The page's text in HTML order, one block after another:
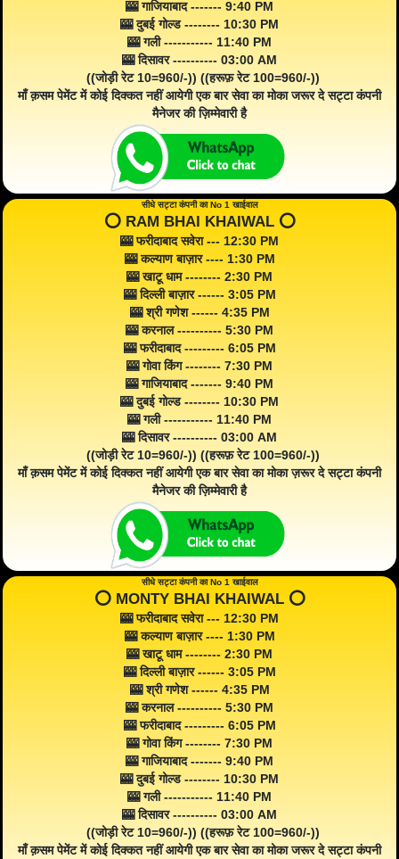
🎰 गाजियाबाद ------- 9:40 PM
🎰 दुबई गोल्ड -------- 10:30 PM
🎰 गली ----------- 11:40 PM
🎰 दिसावर ---------- 03:00 AM
((जोड़ी रेट 10=960/-)) ((हरूफ़ रेट 100=960/-))
माँ क़सम पेमेंट में कोई दिक्कत नहीं आयेगी एक बार सेवा का मोका जरूर दे सट्टा कंपनी
मैनेजर की ज़िम्मेवारी है
सीधे सट्टा कंपनी का No 1 खाईवाल
⭕️ RAM BHAI KHAIWAL ⭕️
🎰 फरीदाबाद सवेरा --- 12:30 PM
🎰 कल्याण बाज़ार ---- 1:30 PM
🎰 खाटू धाम -------- 2:30 PM
🎰 दिल्ली बाज़ार ------ 3:05 PM
🎰 श्री गणेश ------ 4:35 PM
🎰 करनाल ---------- 5:30 PM
🎰 फरीदाबाद --------- 6:05 PM
🎰 गोवा किंग -------- 7:30 PM
🎰 गाजियाबाद ------- 9:40 PM
🎰 दुबई गोल्ड -------- 10:30 PM
🎰 गली ----------- 11:40 PM
🎰 दिसावर ---------- 03:00 AM
((जोड़ी रेट 10=960/-)) ((हरूफ़ रेट 100=960/-))
माँ क़सम पेमेंट में कोई दिक्कत नहीं आयेगी एक बार सेवा का मोका ज़रूर दे सट्टा कंपनी
मैनेजर की ज़िम्मेवारी है
सीधे सट्टा कंपनी का No 1 खाईवाल
⭕️ MONTY BHAI KHAIWAL ⭕️
🎰 फरीदाबाद सवेरा --- 12:30 PM
🎰 कल्याण बाज़ार ---- 1:30 PM
🎰 खाटू धाम -------- 2:30 PM
🎰 दिल्ली बाज़ार ------ 3:05 PM
🎰 श्री गणेश ------ 4:35 PM
🎰 करनाल ---------- 5:30 PM
🎰 फरीदाबाद --------- 6:05 PM
🎰 गोवा किंग -------- 7:30 PM
🎰 गाजियाबाद ------- 9:40 PM
🎰 दुबई गोल्ड -------- 10:30 PM
🎰 गली ----------- 11:40 PM
🎰 दिसावर ---------- 03:00 AM
((जोड़ी रेट 10=960/-)) ((हरूफ़ रेट 100=960/-))
माँ क़सम पेमेंट में कोई दिक्कत नहीं आयेगी एक बार सेवा का मोका जरूर दे सट्टा कंपनी